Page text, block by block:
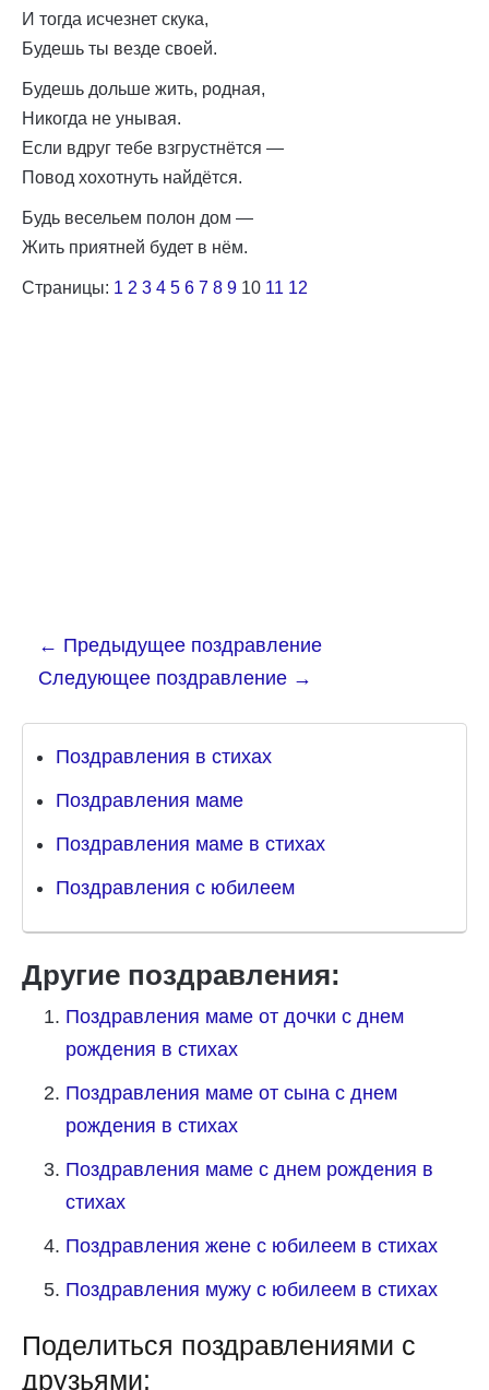
И тогда исчезнет скука,
Будешь ты везде своей.
Будешь дольше жить, родная,
Никогда не унывая.
Если вдруг тебе взгрустнётся —
Повод хохотнуть найдётся.
Будь весельем полон дом —
Жить приятней будет в нём.
Страницы: 1 2 3 4 5 6 7 8 9 10 11 12
← Предыдущее поздравление
Следующее поздравление →
Поздравления в стихах
Поздравления маме
Поздравления маме в стихах
Поздравления с юбилеем
Другие поздравления:
Поздравления маме от дочки с днем
рождения в стихах
Поздравления маме от сына с днем
рождения в стихах
Поздравления маме с днем рождения в
стихах
Поздравления жене с юбилеем в стихах
Поздравления мужу с юбилеем в стихах
Поделиться поздравлениями с
друзьями: